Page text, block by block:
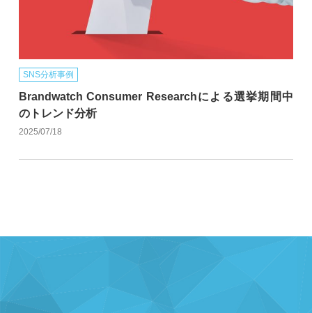
SNS分析事例
Brandwatch Consumer Researchによる選挙期間中
のトレンド分析
2025/07/18